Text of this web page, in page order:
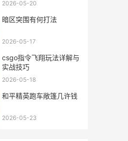
2026-05-20
暗区突围有何打法
2026-05-17
csgo指令飞翔玩法详解与
实战技巧
2026-05-18
和平精英跑车敞篷几许钱
2026-05-23